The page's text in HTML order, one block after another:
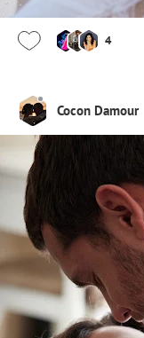
4
Cocon Damour